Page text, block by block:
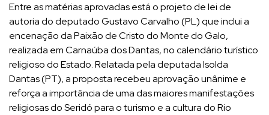
Entre as matérias aprovadas está o projeto de lei de
autoria do deputado Gustavo Carvalho (PL) que inclui a
encenação da Paixão de Cristo do Monte do Galo,
realizada em Carnaúba dos Dantas, no calendário turístico
religioso do Estado. Relatada pela deputada Isolda
Dantas (PT), a proposta recebeu aprovação unânime e
reforça a importância de uma das maiores manifestações
religiosas do Seridó para o turismo e a cultura do Rio